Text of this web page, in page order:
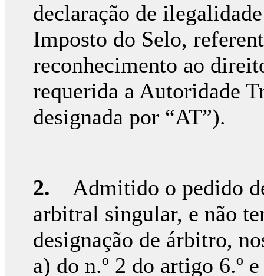
declaração de
Imposto do Selo,
reconhecimento ao
requerida a Autoridade
designada por “AT”).
2. Admitido o pedido
arbitral singular, e não
designação de árbitro,
a) do n.º 2 do artigo 6.º